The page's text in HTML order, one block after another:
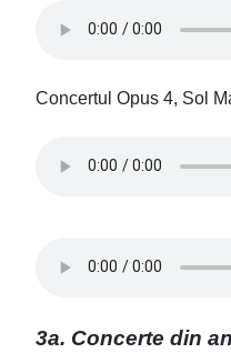
Concertul Opus 4, Sol
3a. Concerte din